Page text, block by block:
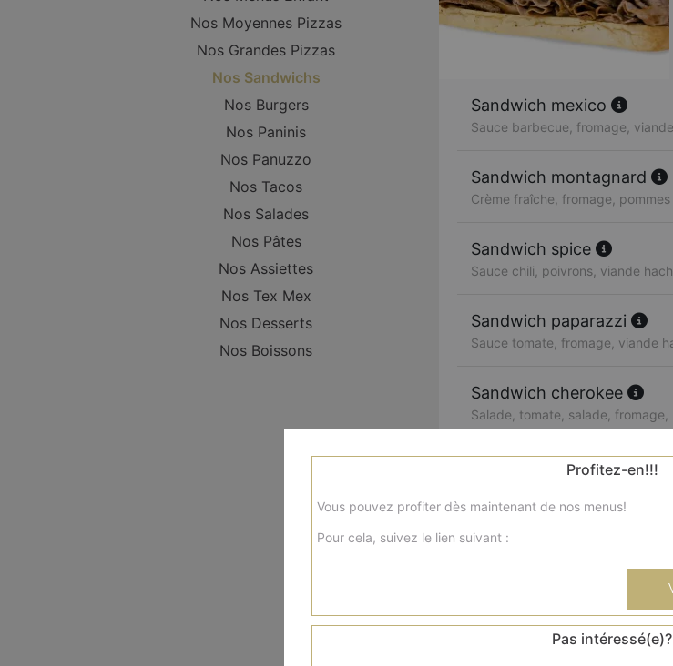
Nos Moyennes Pizzas
Nos Grandes Pizzas
Nos Sandwichs
Nos Burgers
Nos Paninis
Nos Panuzzo
Nos Tacos
Nos Salades
Nos Pâtes
Nos Assiettes
Nos Tex Mex
Nos Desserts
Nos Boissons
Sandwich mexico
Sauce barbecue, fromage,
Sandwich montagnard
Crème fraîche, fromage,
Sandwich spice
Sauce chili, poivrons, viande
Sandwich paparazzi
Sauce tomate, fromage, viande
Sandwich cherokee
Salade, tomate, salade, fromage,
Sandwich makloub kebab
Sandwich makloub poulet
Sandwich kebab frites
Viande de kebab, salade,
Profitez-en!!!
Vous pouvez profiter dès maintenant de nos menus!
Pour cela, suivez le lien suivant :
Pas intéressé(e)?